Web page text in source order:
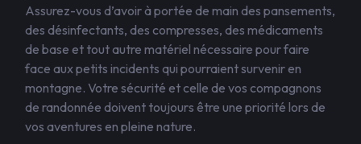
Assurez-vous d’avoir à portée de main des pansements,
des désinfectants, des compresses, des médicaments
de base et tout autre matériel nécessaire pour faire
face aux petits incidents qui pourraient survenir en
montagne. Votre sécurité et celle de vos compagnons
de randonnée doivent toujours être une priorité lors de
vos aventures en pleine nature.